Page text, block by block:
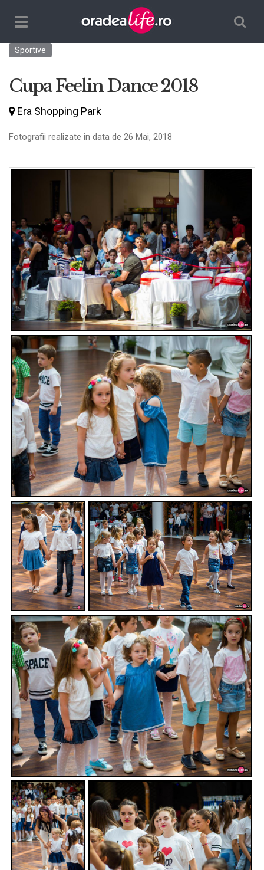
TPL_ORADEALIFE_TOGGLE_NAVIGATION
Sportive
Cupa Feelin Dance 2018
Era Shopping Park
Fotografii realizate in data de 26 Mai, 2018